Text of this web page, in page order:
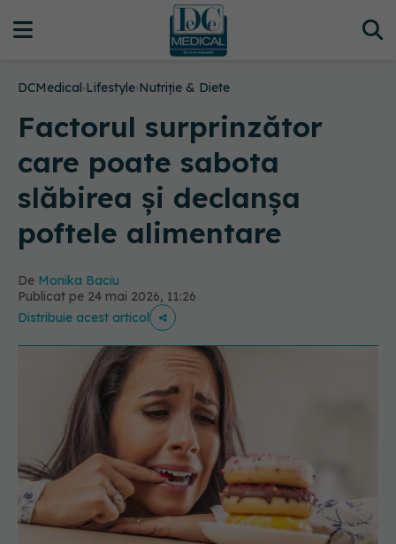
DCMedical›Lifestyle›Nutriție & Diete
Factorul surprinzător
care poate sabota
slăbirea și declanșa
poftele alimentare
De Monika Baciu
Publicat pe 24 mai 2026, 11:26
Distribuie acest articol